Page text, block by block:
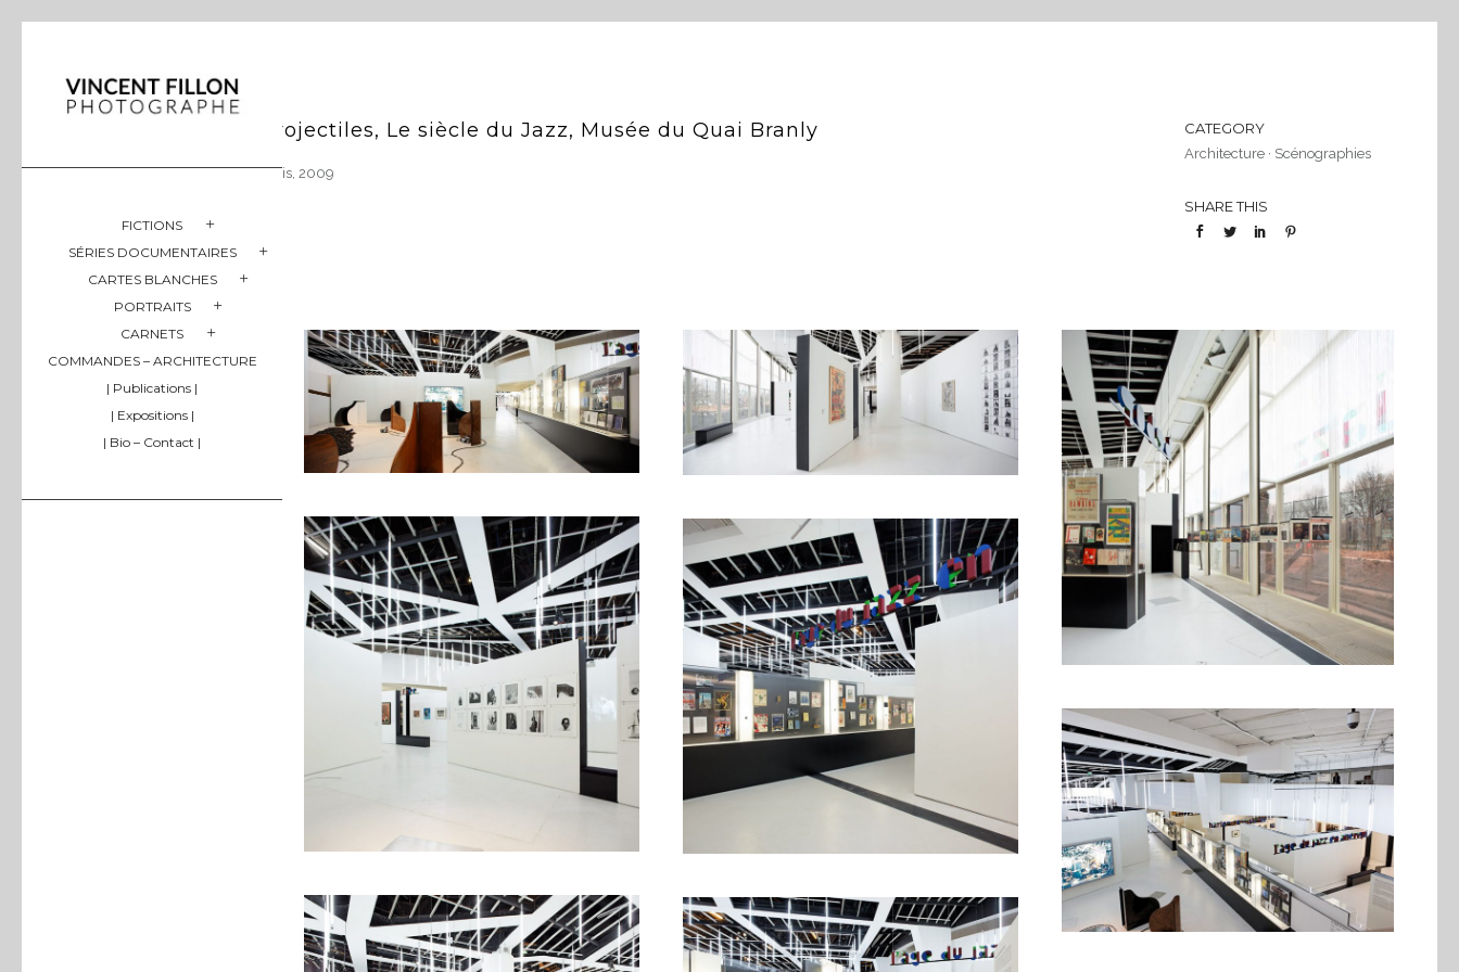
FICTIONS
SÉRIES DOCUMENTAIRES
CARTES BLANCHES
PORTRAITS
CARNETS
COMMANDES – ARCHITECTURE
| Publications |
| Expositions |
| Bio – Contact |
Projectiles, Le siècle du Jazz, Musée du Quai Branly
Paris, 2009
CATEGORY
Architecture· Scénographies
SHARE THIS